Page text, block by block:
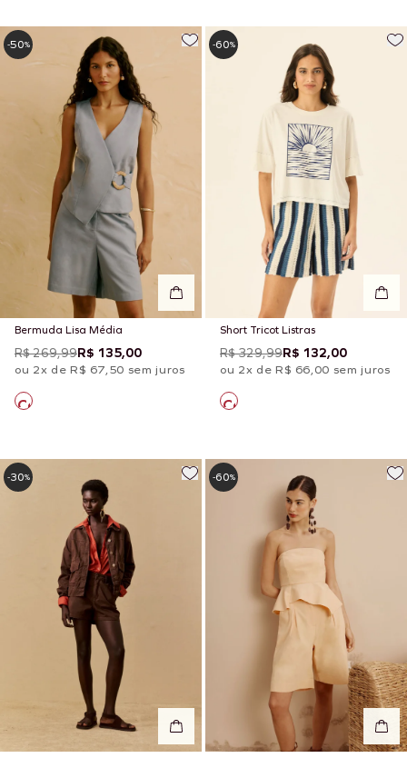
Bermuda Lisa Média
R$ 269,99R$ 135,00
ou 2x de R$ 67,50 sem juros
-50%
Short Tricot Listras
R$ 329,99R$ 132,00
ou 2x de R$ 66,00 sem juros
-60%
-30% -60%